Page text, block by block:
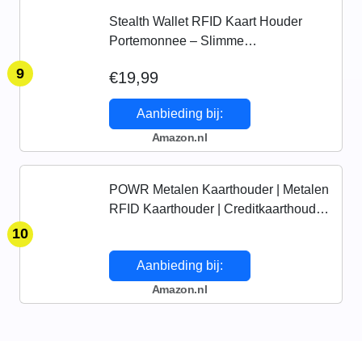
9
Stealth Wallet RFID Kaart Houder
Portemonnee – Slimme
met Cadeaubox – Slanke Lichte
Metalen Creditcardhouders voor
Mannen…
€19,99
Aanbieding bij:
Amazon.nl
10
POWR Metalen Kaarthouder | Metalen
RFID Kaarthouder | Creditkaarthouder
Aanbieding bij:
Amazon.nl